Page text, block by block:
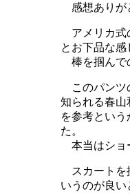
感想ありが
アメリカ式
とお下品な感
棒を掴んで
このパンツ
知られる春山
を参考とい
た。
本当はショ
スカートを
いうのが良い